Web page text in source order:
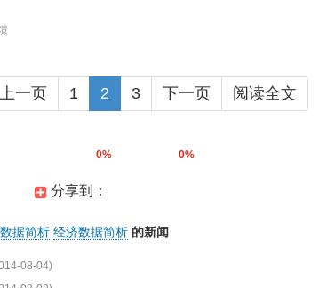
上一页 1 2 3 下一页 阅读全文
0% 0%
分享到：
据简析 经济数据简析 的新闻
08-04)